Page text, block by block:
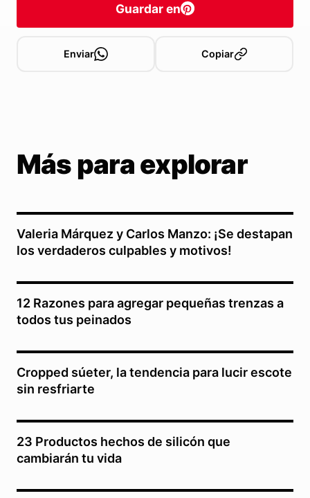
Guardar en
Enviar Copiar
Más para explorar
Valeria Márquez y Carlos Manzo: ¡Se destapan
los verdaderos culpables y motivos!
12 Razones para agregar pequeñas trenzas a
todos tus peinados
Cropped súeter, la tendencia para lucir escote
sin resfriarte
23 Productos hechos de silicón que
cambiarán tu vida